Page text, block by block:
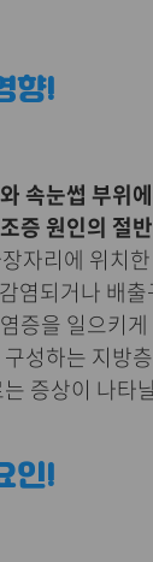
향!
속눈썹 부위
증 원인의 절
자리에 위치
염되거나 배
증을 일으키
성하는 지방
증상이 나타
인!